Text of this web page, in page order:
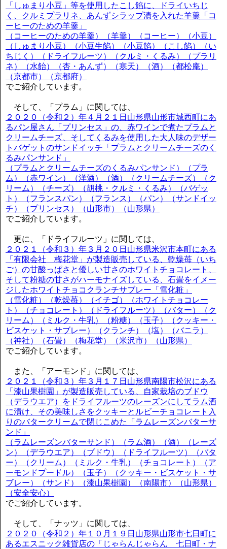
「しゅまり小豆」等を使用したこし餡に、ドライいちじ
く、クルミプラリネ、あんずシラップ漬を入れた羊羹「コ
ーヒーのための羊羹」
（コーヒーのための羊羹）（羊羹）（コーヒー）（小豆）
（しゅまり小豆）（小豆生餡）（小豆餡）（こし餡）（い
ちじく）（ドライフルーツ）（クルミ・くるみ）（プラリ
ネ）（水飴）（杏・あんず）（寒天）（酒）（都松庵）
（京都市）（京都府）
でご紹介しています。
そして、「プラム」に関しては、
２０２０（令和２）年４月２１日山形県山形市城西町にあ
るパン屋さん「プリンセス」の、赤ワインで煮たプラムと
クリームチーズ、そしてくるみを使用した大人味のデザー
トバゲットのサンドイッチ「プラムとクリームチーズのく
るみパンサンド」
（プラムとクリームチーズのくるみパンサンド）（プラ
ム）（赤ワイン）（洋酒）（酒）（クリームチーズ）（ク
リーム）（チーズ）（胡桃・クルミ・くるみ）（バゲッ
ト）（フランスパン）（フランス）（パン）（サンドイッ
チ）（プリンセス）（山形市）（山形県）
でご紹介しています。
更に、「ドライフルーツ」に関しては、
２０２１（令和３）年３月２０日山形県米沢市本町にある
「有限会社 梅花堂」が製造販売している、乾燥苺（いち
ご）の甘酸っぱさと優しい甘さのホワイトチョコレート、
そして粉糖の甘さがハーモナイズしている、石畳をイメー
ジしたホワイトチョコクランチサブレー「雪化粧」
（雪化粧）（乾燥苺）（イチゴ）（ホワイトチョコレー
ト）（チョコレート）（ドライフルーツ）（バター）（ク
リーム）（ミルク・牛乳）（粉糖）（玉子）（クッキー・
ビスケット・サブレー）（クランチ）（塩）（バニラ）
（神社）（石畳）（梅花堂）（米沢市）（山形県）
でご紹介しています。
また、「アーモンド」に関しては、
２０２１（令和３）年３月１７日山形県南陽市松沢にある
「漆山果樹園」が製造販売している、自家栽培のブドウ
（デラウエア）をドライフルーツのレーズンにしてラム酒
に漬け、その美味しさをクッキーとルビーチョコレート入
りのバタークリームで閉じこめた「ラムレーズンバターサ
ンド」
（ラムレーズンバターサンド）（ラム酒）（酒）（レーズ
ン）（デラウエア）（ブドウ）（ドライフルーツ）（バタ
ー）（クリーム）（ミルク・牛乳）（チョコレート）（ア
ーモンドプードル）（玉子）（クッキー・ビスケット・サ
ブレー）（サンド）（漆山果樹園）（南陽市）（山形県）
（安全安心）
でご紹介しています。
そして、「ナッツ」に関しては、
２０２０（令和２）年１０月１９日山形県山形市七日町に
あるエスニック雑貨店の「じゃらんじゃらん 七日町・ナ